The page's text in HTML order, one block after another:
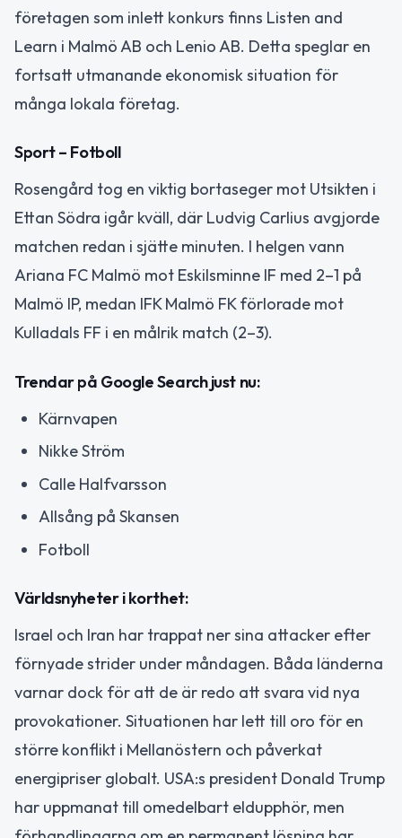
företagen som inlett konkurs finns Listen and
Learn i Malmö AB och Lenio AB. Detta speglar en
fortsatt utmanande ekonomisk situation för
många lokala företag.
Sport – Fotboll
Rosengård tog en viktig bortaseger mot Utsikten i
Ettan Södra igår kväll, där Ludvig Carlius avgjorde
matchen redan i sjätte minuten. I helgen vann
Ariana FC Malmö mot Eskilsminne IF med 2–1 på
Malmö IP, medan IFK Malmö FK förlorade mot
Kulladals FF i en målrik match (2–3).
Trendar på Google Search just nu:
Kärnvapen
Nikke Ström
Calle Halfvarsson
Allsång på Skansen
Fotboll
Världsnyheter i korthet:
Israel och Iran har trappat ner sina attacker efter
förnyade strider under måndagen. Båda länderna
varnar dock för att de är redo att svara vid nya
provokationer. Situationen har lett till oro för en
större konflikt i Mellanöstern och påverkat
energipriser globalt. USA:s president Donald Trump
har uppmanat till omedelbart eldupphör, men